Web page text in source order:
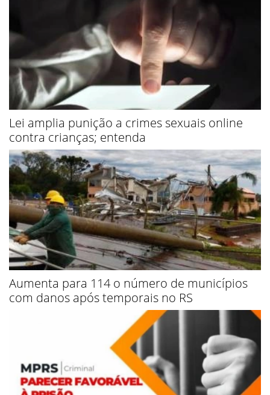
Lei amplia punição a crimes sexuais online
contra crianças; entenda
Aumenta para 114 o número de municípios
com danos após temporais no RS